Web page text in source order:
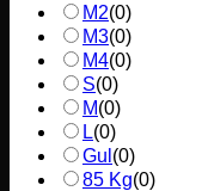
M2(0)
M3(0)
M4(0)
S(0)
M(0)
L(0)
Gul (0)
85 Kg(0)